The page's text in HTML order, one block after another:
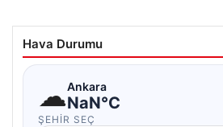
Hava Durumu
☁Ankara
NaN°C
ŞEHIR SEÇ